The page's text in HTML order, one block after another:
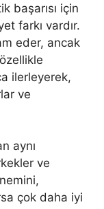
başarısı için
farkı vardır.
eder, ancak
ilerleyerek,
ve
aynı
ve
çok daha iyi